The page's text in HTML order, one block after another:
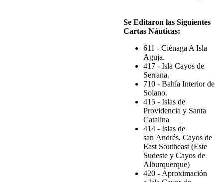
Se Editaron las Siguientes
Cartas Náuticas:
611 - Ciénaga A Isla
Aguja.
417 - Isla Cayos de
Serrana.
710 - Bahía Interior de
Solano.
415 - Islas de
Providencia y Santa
Catalina
414 - Islas de
san Andrés, Cayos de
East Southeast (Este
Sudeste y Cayos de
Alburquerque)
420 - Aproximación